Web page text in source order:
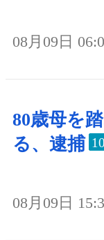
08月09日
80歳母を
る、逮捕
08月09日